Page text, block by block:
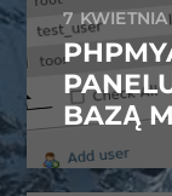
7 KWIETNIA
BAZĄ